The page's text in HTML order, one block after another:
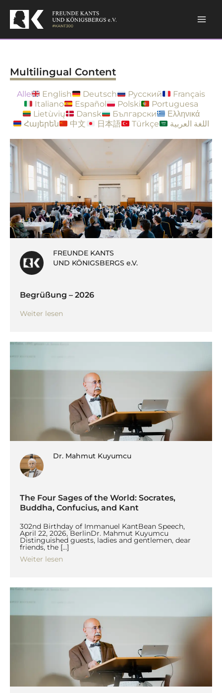
content
Multilingual Content
Alle English Deutsch Русский
Français
Italiano
Español Polski
Portuguesa
Lietùvių
Dansk Български
Ελληνικά
Հայերեն
中文 日本語 Türkçe اللغة العربية
FREUNDE KANTS
UND KÖNIGSBERGS e.V.
Begrüßung – 2026
Weiter lesen
Dr. Mahmut Kuyumcu
The Four Sages of the World: Socrates,
Buddha, Confucius, and Kant
302nd Birthday of Immanuel KantBean Speech,
April 22, 2026, BerlinDr. Mahmut Kuyumcu
Distinguished guests, ladies and gentlemen, dear
friends, the […]
Weiter lesen
Page
Page